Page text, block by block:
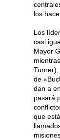
los
Los
casi
Mayor
de
dan a
pasará
que